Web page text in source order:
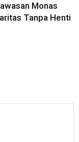
Monas
Tanpa Henti